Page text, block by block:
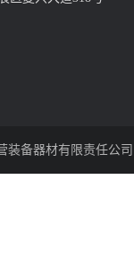
救灾专用
装备器材有限责任公司